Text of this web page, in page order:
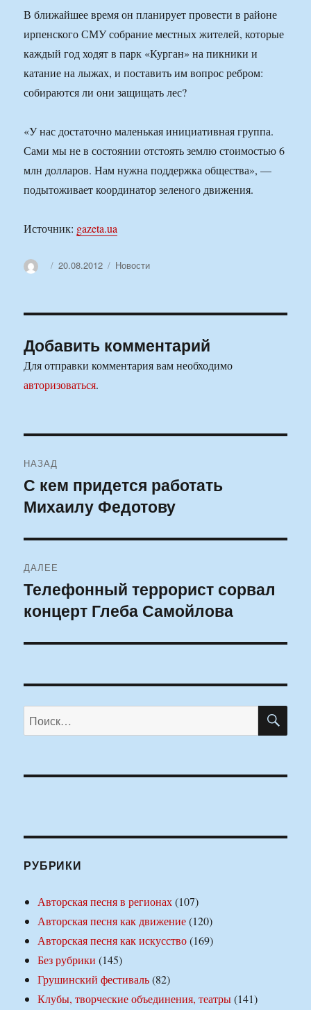
В ближайшее время он планирует провести в районе
ирпенского СМУ собрание местных жителей, которые
каждый год ходят в парк «Курган» на пикники и
катание на лыжах, и поставить им вопрос ребром:
собираются ли они защищать лес?
«У нас достаточно маленькая инициативная группа.
Сами мы не в состоянии отстоять землю стоимостью 6
млн долларов. Нам нужна поддержка общества», —
подытоживает координатор зеленого движения.
Источник: gazeta.ua
АвторОпубликовано
20.08.2012 Рубрики
Новости
Добавить комментарий
Для отправки комментария вам необходимо
авторизоваться.
по
записям
НАЗАД
Предыдущая
запись:
С кем придется работать
Михаилу Федотову
ДАЛЕЕ
Следующая
запись:
Телефонный террорист сорвал
концерт Глеба Самойлова
Искать:
РУБРИКИ
Авторская песня в регионах(107)
Авторская песня как движение(120)
Авторская песня как искусство(169)
Без рубрики (145)
Грушинский фестиваль(82)
Клубы, творческие объединения, театры(141)